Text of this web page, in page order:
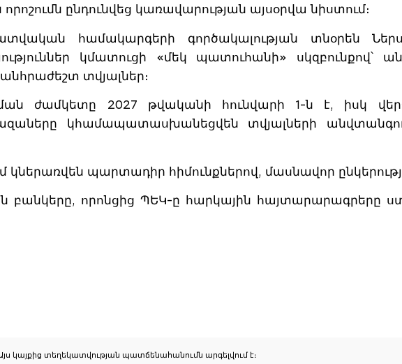
ընդունվեց կառավարության այսօրվա նիստում։
համակարգերի գործակալության տնօրեն
կմատուցի «մեկ պատուհանի» սկզբունքով՝
տվյալներ։
ժամկետը 2027 թվականի հունվարի 1-ն է, իսկ
կհամապատասխանեցվեն տվյալների
պարտադիր հիմունքներով, մասնավոր
որոնցից ՊԵԿ-ը հարկային հայտարարագրերը
կայքից տեղեկատվության պատճենահանումն արգելվում է։